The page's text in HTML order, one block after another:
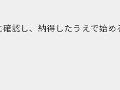
認し、納得したうえで始